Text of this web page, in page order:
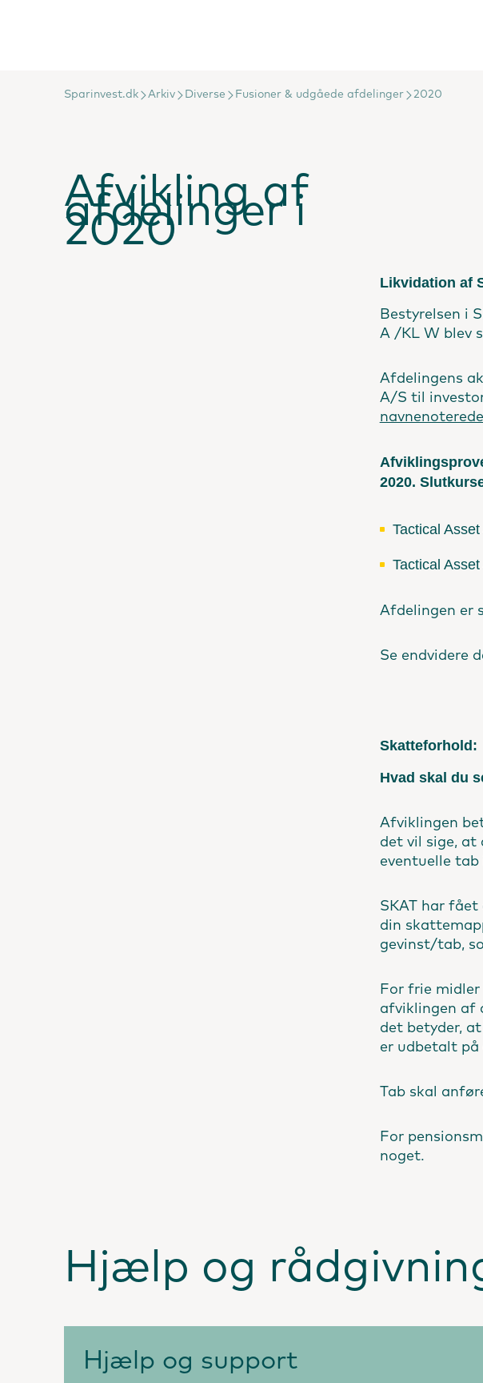
Sparinvest.dk Arkiv Diverse Fusioner & udgåede afdelinger 2020
Afvikling af
afdelinger i
2020
Likvidation af
Bestyrelsen i
A /KL W blev
Afdelingens
A/S til
2020.
Tactical
Tactical
Afdelingen er
Se endvidere
Skatteforhold:
Hvad skal du
Afviklingen
det vil sige, at
eventuelle
SKAT har
din
gevinst/tab,
For frie
afviklingen af
det betyder,
er udbetalt på
Tab skal
For
noget.
Hjælp og
Hjælp og support